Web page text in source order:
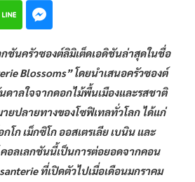
กชันครัวซองต์ลิมิเต็ดเอดิชันล่าสุดในชื่อ
Blossoms” โดยนำเสนอครัวซองต์
ดาลใจจากดอกไม้พื้นเมืองและรสชาติ
ยปลายทางของโซฟิเทลทั่วโลก ได้แก่
กโก เม็กซิโก ออสเตรเลีย เบนิน และ
คอลเลกชันนี้เป็นการต่อยอดจากคอน
ที่เปิดตัวไปเมื่อเดือนมกราคม